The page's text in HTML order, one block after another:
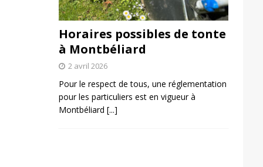
Horaires possibles de tonte
à Montbéliard
2 avril 2026
Pour le respect de tous, une réglementation
pour les particuliers est en vigueur à
Montbéliard [...]